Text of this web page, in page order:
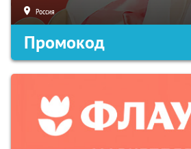
Россия
Промокод